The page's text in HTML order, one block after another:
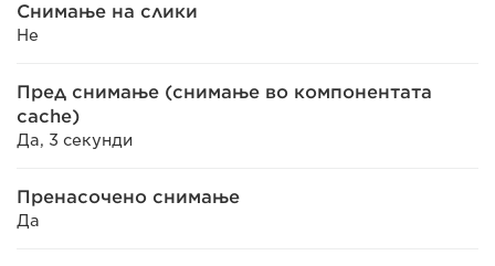
Снимање на слики
Не
Пред снимање (снимање во компонентата
cache)
Да, 3 секунди
Пренасочено снимање
Да